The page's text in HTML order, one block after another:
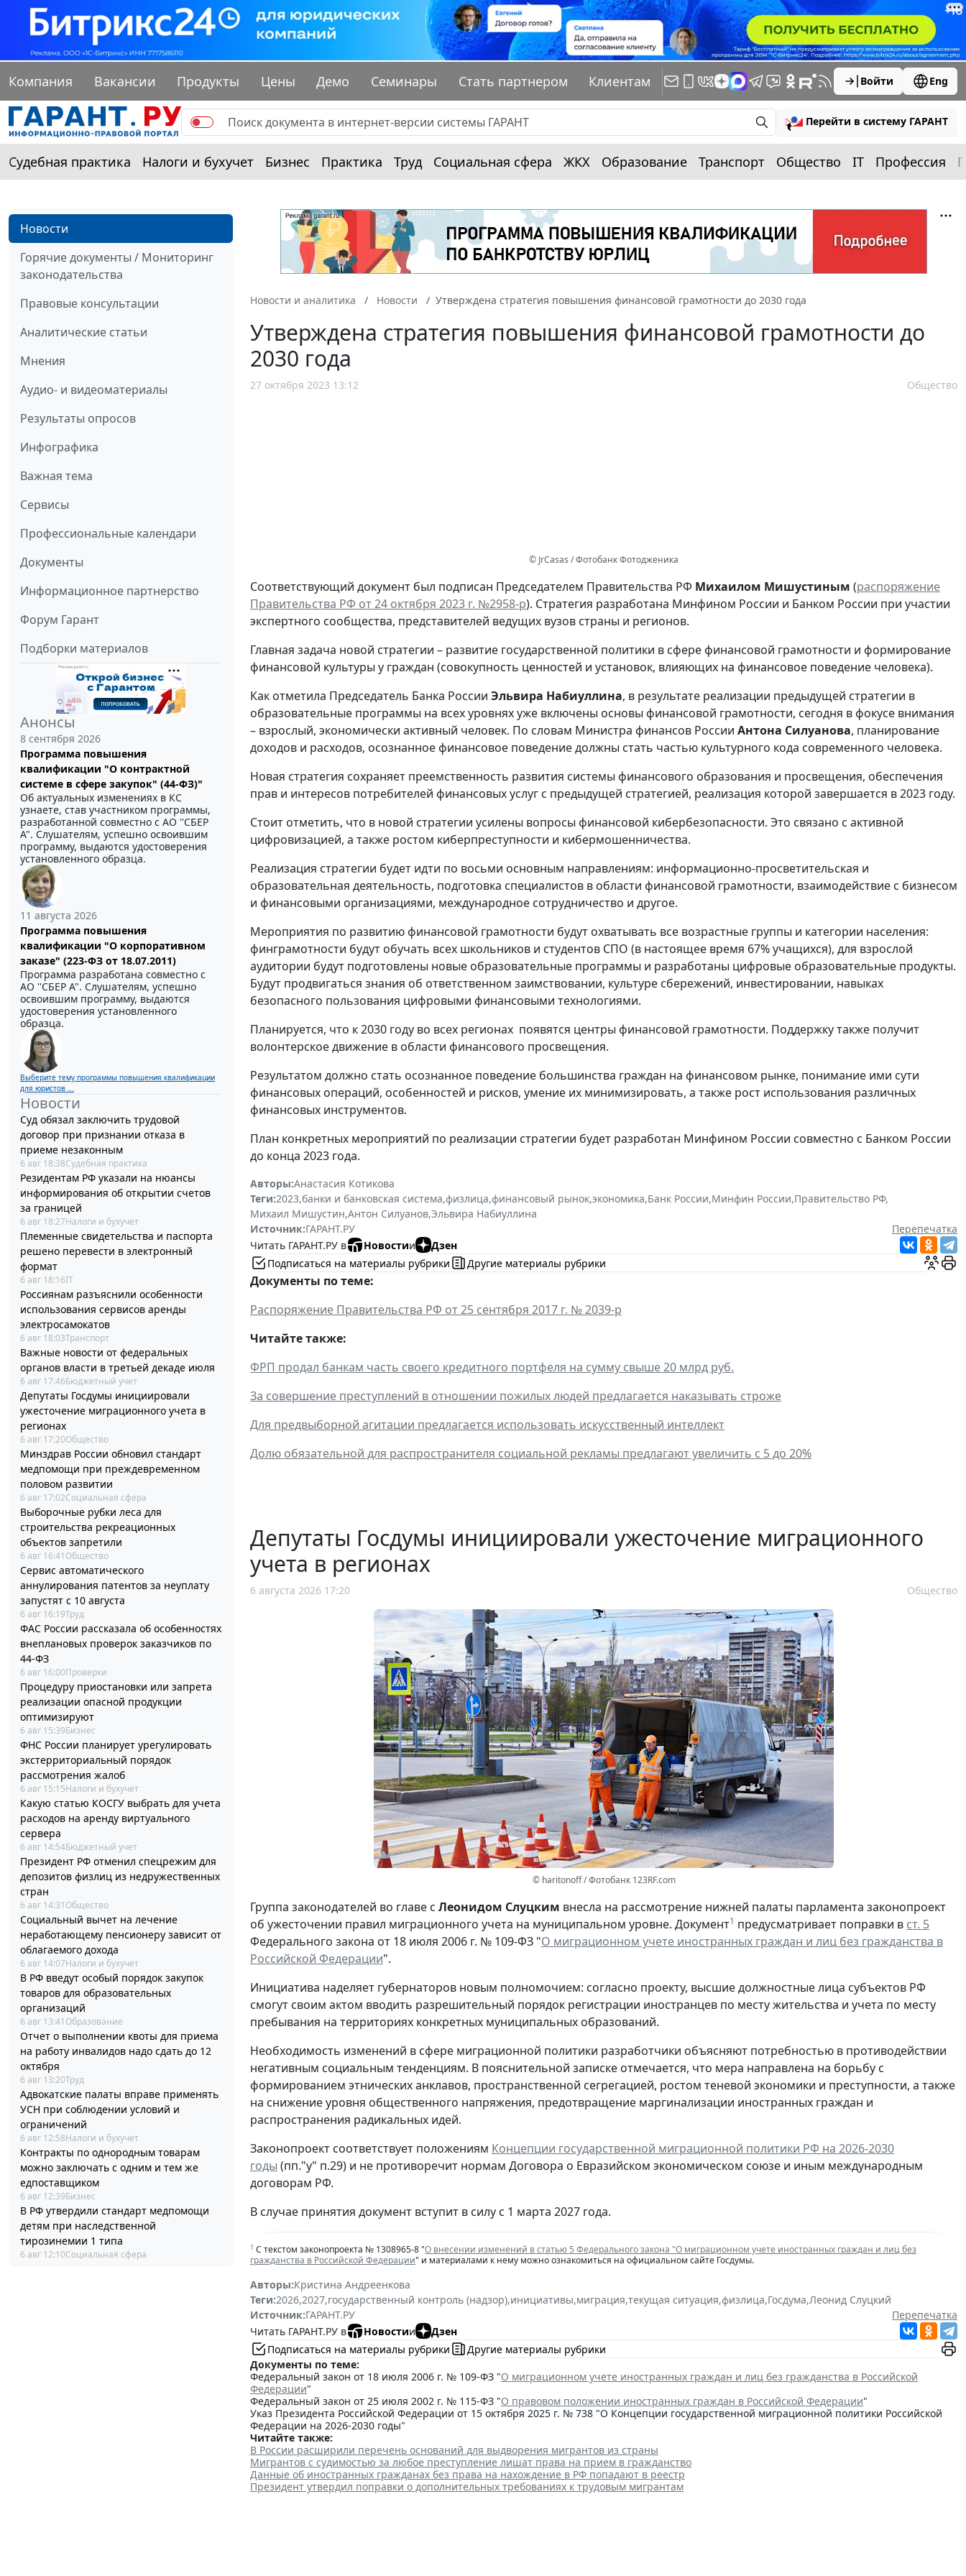
Компания Вакансии Продукты Цены Демо Семинары Стать партнером Клиентам Войти Eng
Перейти в систему ГАРАНТ
Судебная практика Налоги и бухучет Бизнес Практика Труд Социальная сфера ЖКХ Образование Транспорт Общество IT Профессия
Новости
Горячие документы / Мониторинг
законодательства
Правовые консультации
Аналитические статьи
Мнения
Аудио- и видеоматериалы
Результаты опросов
Инфографика
Важная тема
Сервисы
Профессиональные календари
Документы
Информационное партнерство
Форум Гарант
Подборки материалов
Анонсы
8 сентября 2026
Программа повышения
квалификации "О контрактной
системе в сфере закупок" (44-ФЗ)"
Об актуальных изменениях в КС
узнаете, став участником программы,
разработанной совместно с АО ''СБЕР
А". Слушателям, успешно освоившим
программу, выдаются удостоверения
установленного образца.
11 августа 2026
Программа повышения
квалификации "О корпоративном
заказе" (223-ФЗ от 18.07.2011)
Программа разработана совместно с
АО ''СБЕР А". Слушателям, успешно
освоившим программу, выдаются
удостоверения установленного
образца.
Выберите тему программы повышения квалификации
для юристов ...
Новости
Суд обязал заключить трудовой
договор при признании отказа в
приеме незаконным
6 авг 18:38Судебная практика
Резидентам РФ указали на нюансы
информирования об открытии счетов
за границей
6 авг 18:27Налоги и бухучет
Племенные свидетельства и паспорта
решено перевести в электронный
формат
6 авг 18:16IT
Россиянам разъяснили особенности
использования сервисов аренды
электросамокатов
6 авг 18:03Транспорт
Важные новости от федеральных
органов власти в третьей декаде июля
6 авг 17:46Бюджетный учет
Депутаты Госдумы инициировали
ужесточение миграционного учета в
регионах
6 авг 17:20Общество
Минздрав России обновил стандарт
медпомощи при преждевременном
половом развитии
6 авг 17:02Социальная сфера
Выборочные рубки леса для
строительства рекреационных
объектов запретили
6 авг 16:41 Общество
Сервис автоматического
аннулирования патентов за неуплату
запустят с 10 августа
6 авг 16:19Труд
ФАС России рассказала об особенностях
внеплановых проверок заказчиков по
44-ФЗ
6 авг 16:00Проверки
Процедуру приостановки или запрета
реализации опасной продукции
оптимизируют
6 авг 15:39Бизнес
ФНС России планирует урегулировать
экстерриториальный порядок
рассмотрения жалоб
6 авг 15:15Налоги и бухучет
Какую статью КОСГУ выбрать для учета
расходов на аренду виртуального
сервера
6 авг 14:54Бюджетный учет
Президент РФ отменил спецрежим для
депозитов физлиц из недружественных
стран
6 авг 14:31 Общество
Социальный вычет на лечение
неработающему пенсионеру зависит от
облагаемого дохода
6 авг 14:07Налоги и бухучет
В РФ введут особый порядок закупок
товаров для образовательных
организаций
6 авг 13:41 Образование
Отчет о выполнении квоты для приема
на работу инвалидов надо сдать до 12
октября
6 авг 13:20Труд
Адвокатские палаты вправе применять
УСН при соблюдении условий и
ограничений
6 авг 12:58Налоги и бухучет
Контракты по однородным товарам
можно заключать с одним и тем же
едпоставщиком
6 авг 12:39Бизнес
В РФ утвердили стандарт медпомощи
детям при наследственной
тирозинемии 1 типа
6 авг 12:10Социальная сфера
Новости и аналитика Новости Утверждена стратегия повышения финансовой грамотности до 2030 года
Утверждена стратегия повышения финансовой грамотности до
2030 года
27 октября 2023 13:12 Общество
© JrCasas / Фотобанк Фотодженика
Соответствующий документ был подписан Председателем Правительства РФ Михаилом Мишустиным (распоряжение
Правительства РФ от 24 октября 2023 г. №2958-р). Стратегия разработана Минфином России и Банком России при участии
экспертного сообщества, представителей ведущих вузов страны и регионов.
Главная задача новой стратегии – развитие государственной политики в сфере финансовой грамотности и формирование
финансовой культуры у граждан (совокупность ценностей и установок, влияющих на финансовое поведение человека).
Как отметила Председатель Банка России Эльвира Набиуллина, в результате реализации предыдущей стратегии в
образовательные программы на всех уровнях уже включены основы финансовой грамотности, сегодня в фокусе внимания
– взрослый, экономически активный человек. По словам Министра финансов России Антона Силуанова, планирование
доходов и расходов, осознанное финансовое поведение должны стать частью культурного кода современного человека.
Новая стратегия сохраняет преемственность развития системы финансового образования и просвещения, обеспечения
прав и интересов потребителей финансовых услуг с предыдущей стратегией, реализация которой завершается в 2023 году.
Стоит отметить, что в новой стратегии усилены вопросы финансовой кибербезопасности. Это связано с активной
цифровизацией, а также ростом киберпреступности и кибермошенничества.
Реализация стратегии будет идти по восьми основным направлениям: информационно-просветительская и
образовательная деятельность, подготовка специалистов в области финансовой грамотности, взаимодействие с бизнесом
и финансовыми организациями, международное сотрудничество и другое.
Мероприятия по развитию финансовой грамотности будут охватывать все возрастные группы и категории населения:
финграмотности будут обучать всех школьников и студентов СПО (в настоящее время 67% учащихся), для взрослой
аудитории будут подготовлены новые образовательные программы и разработаны цифровые образовательные продукты.
Будут продвигаться знания об ответственном заимствовании, культуре сбережений, инвестировании, навыках
безопасного пользования цифровыми финансовыми технологиями.
Планируется, что к 2030 году во всех регионах появятся центры финансовой грамотности. Поддержку также получит
волонтерское движение в области финансового просвещения.
Результатом должно стать осознанное поведение большинства граждан на финансовом рынке, понимание ими сути
финансовых операций, особенностей и рисков, умение их минимизировать, а также рост использования различных
финансовых инструментов.
План конкретных мероприятий по реализации стратегии будет разработан Минфином России совместно с Банком России
до конца 2023 года.
Авторы:Анастасия Котикова
Теги:2023,банки и банковская система,физлица,финансовый рынок,экономика,Банк России,Минфин России,Правительство РФ,
Михаил Мишустин,Антон Силуанов,Эльвира Набиуллина
Источник:ГАРАНТ.РУ
Перепечатка
Читать ГАРАНТ.РУ в
Новостии
Дзен
Подписаться на материалы рубрики
Другие материалы рубрики
Документы по теме:
Распоряжение Правительства РФ от 25 сентября 2017 г. № 2039-р
Читайте также:
ФРП продал банкам часть своего кредитного портфеля на сумму свыше 20 млрд руб.
За совершение преступлений в отношении пожилых людей предлагается наказывать строже
Для предвыборной агитации предлагается использовать искусственный интеллект
Долю обязательной для распространителя социальной рекламы предлагают увеличить с 5 до 20%
Депутаты Госдумы инициировали ужесточение миграционного
учета в регионах
6 августа 2026 17:20 Общество
© haritonoff / Фотобанк 123RF.com
Группа законодателей во главе с Леонидом Слуцким внесла на рассмотрение нижней палаты парламента законопроект
об ужесточении правил миграционного учета на муниципальном уровне. Документ1 предусматривает поправки в ст. 5
Федерального закона от 18 июля 2006 г. № 109-ФЗ "О миграционном учете иностранных граждан и лиц без гражданства в
Российской Федерации".
Инициатива наделяет губернаторов новым полномочием: согласно проекту, высшие должностные лица субъектов РФ
смогут своим актом вводить разрешительный порядок регистрации иностранцев по месту жительства и учета по месту
пребывания на территориях конкретных муниципальных образований.
Необходимость изменений в сфере миграционной политики разработчики объясняют потребностью в противодействии
негативным социальным тенденциям. В пояснительной записке отмечается, что мера направлена на борьбу с
формированием этнических анклавов, пространственной сегрегацией, ростом теневой экономики и преступности, а также
на снижение уровня общественного напряжения, предотвращение маргинализации иностранных граждан и
распространения радикальных идей.
Законопроект соответствует положениям Концепции государственной миграционной политики РФ на 2026-2030
годы (пп."у" п.29) и не противоречит нормам Договора о Евразийском экономическом союзе и иным международным
договорам РФ.
В случае принятия документ вступит в силу с 1 марта 2027 года.
1 С текстом законопроекта № 1308965-8 "О внесении изменений в статью 5 Федерального закона "О миграционном учете иностранных граждан и лиц без
гражданства в Российской Федерации" и материалами к нему можно ознакомиться на официальном сайте Госдумы.
Авторы:Кристина Андреенкова
Теги:2026,2027,государственный контроль (надзор),инициативы,миграция,текущая ситуация,физлица,Госдума,Леонид Слуцкий
Источник:ГАРАНТ.РУ
Перепечатка
Читать ГАРАНТ.РУ в
Новостии
Дзен
Подписаться на материалы рубрики
Другие материалы рубрики
Документы по теме:
Федеральный закон от 18 июля 2006 г. № 109-ФЗ "О миграционном учете иностранных граждан и лиц без гражданства в Российской
Федерации"
Федеральный закон от 25 июля 2002 г. № 115-ФЗ "О правовом положении иностранных граждан в Российской Федерации"
Указ Президента Российской Федерации от 15 октября 2025 г. № 738 "О Концепции государственной миграционной политики Российской
Федерации на 2026-2030 годы"
Читайте также:
В России расширили перечень оснований для выдворения мигрантов из страны
Мигрантов с судимостью за любое преступление лишат права на прием в гражданство
Данные об иностранных гражданах без права на нахождение в РФ попадают в реестр
Президент утвердил поправки о дополнительных требованиях к трудовым мигрантам